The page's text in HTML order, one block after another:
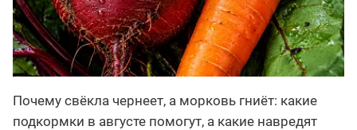
Почему свёкла чернеет, а морковь гниёт: какие
подкормки в августе помогут, а какие навредят